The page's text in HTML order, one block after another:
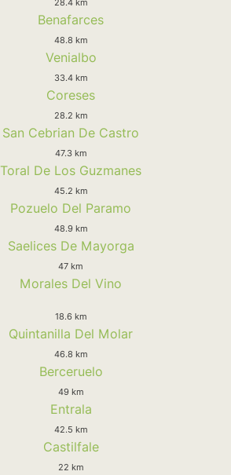
Benafarces
48.8 km
Venialbo
33.4 km
Coreses
28.2 km
San Cebrian De Castro
47.3 km
Toral De Los Guzmanes
45.2 km
Pozuelo Del Paramo
48.9 km
Saelices De Mayorga
47 km
Morales Del Vino
18.6 km
Quintanilla Del Molar
46.8 km
Berceruelo
49 km
Entrala
42.5 km
Castilfale
22 km